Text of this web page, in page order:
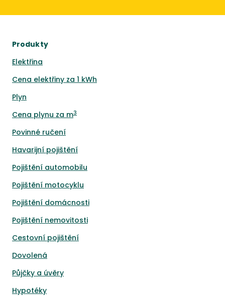
Produkty
Elektřina
Cena elektřiny za 1 kWh
Plyn
Cena plynu za m3
Povinné ručení
Havarijní pojištění
Pojištění automobilu
Pojištění motocyklu
Pojištění domácnosti
Pojištění nemovitosti
Cestovní pojištění
Dovolená
Půjčky a úvěry
Hypotéky